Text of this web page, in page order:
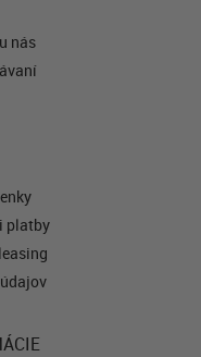
nás
platby